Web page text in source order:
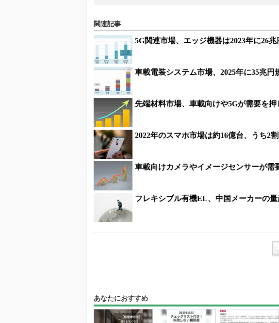
関連記事
5G関連市場、エッジ機器は2023年に26兆
車載電装システム市場、2025年に35兆円
先端材料市場、車載向けや5Gが需要を押
2022年のスマホ市場は約16億台、うち2
車載向けカメラやイメージセンサーが需
フレキシブル有機EL、中国メーカーの量
あなたにおすすめ